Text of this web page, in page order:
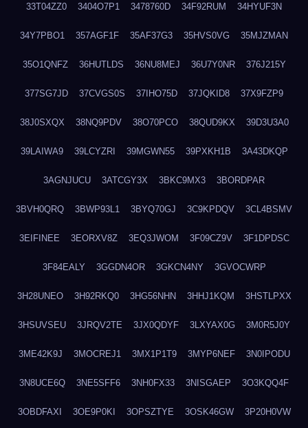
33T04ZZ0 3404O7P1 3478760D 34F92RUM 34HYUF3N
34Y7PBO1 357AGF1F 35AF37G3 35HVS0VG 35MJZMAN
35O1QNFZ 36HUTLDS 36NU8MEJ 36U7Y0NR 376J215Y
377SG7JD 37CVGS0S 37IHO75D 37JQKID8 37X9FZP9
38J0SXQX 38NQ9PDV 38O70PCO 38QUD9KX 39D3U3A0
39LAIWA9 39LCYZRI 39MGWN55 39PXKH1B 3A43DKQP
3AGNJUCU 3ATCGY3X 3BKC9MX3 3BORDPAR
3BVH0QRQ 3BWP93L1 3BYQ70GJ 3C9KPDQV 3CL4BSMV
3EIFINEE 3EORXV8Z 3EQ3JWOM 3F09CZ9V 3F1DPDSC
3F84EALY 3GGDN4OR 3GKCN4NY 3GVOCWRP
3H28UNEO 3H92RKQ0 3HG56NHN 3HHJ1KQM 3HSTLPXX
3HSUVSEU 3JRQV2TE 3JX0QDYF 3LXYAX0G 3M0R5J0Y
3ME42K9J 3MOCREJ1 3MX1P1T9 3MYP6NEF 3N0IPODU
3N8UCE6Q 3NE5SFF6 3NH0FX33 3NISGAEP 3O3KQQ4F
3OBDFAXI 3OE9P0KI 3OPSZTYE 3OSK46GW 3P20H0VW